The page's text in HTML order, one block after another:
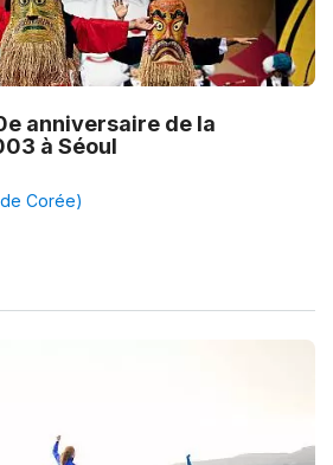
anniversaire de la
à Séoul
Corée)